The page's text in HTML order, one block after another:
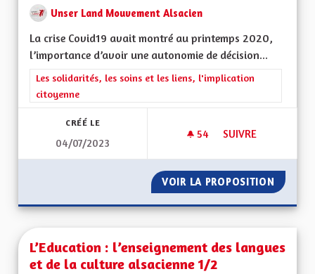
Unser Land Mouvement Alsacien
La crise Covid19 avait montré au printemps 2020,
l’importance d’avoir une autonomie de décision...
Filtrer les résultats de la catégorie : Les solidarités, les soins
Les solidarités, les soins et les liens, l'implication
citoyenne
CRÉÉ LE
04/07/2023
54 54 ABONNÉS
SUIVRE
VOIR LA PROPOSITION LA
L’Education : l’enseignement des langues
et de la culture alsacienne 1/2